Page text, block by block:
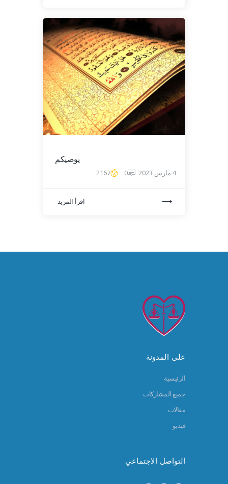
يوصيكم
4 مارس 2023 0
2167
اقرأ المزيد
على المدونة
الرئيسية
جميع المشاركات
مقالات
فيديو
التواصل الاجتماعي